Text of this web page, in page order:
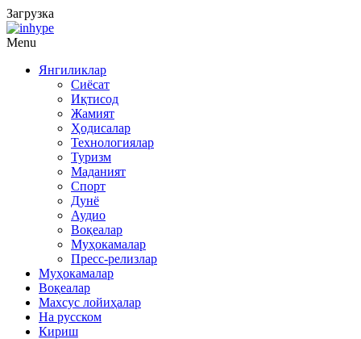
Загрузка
Menu
Янгиликлар
Сиёсат
Иқтисод
Жамият
Ҳодисалар
Технологиялар
Туризм
Маданият
Спорт
Дунё
Аудио
Воқеалар
Муҳокамалар
Пресс-релизлар
Муҳокамалар
Воқеалар
Махсус лойиҳалар
На русском
Кириш